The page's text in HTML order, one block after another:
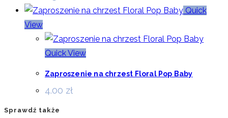
Quick
View
Quick View
Zaproszenie na chrzest Floral Pop Baby
4.00 zł
Sprawdź także